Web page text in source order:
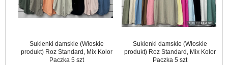
Sukienki damskie (Włoskie
produkt) Roz Standard, Mix Kolor
Paczka 5 szt
Sukienki damskie (Włoskie
produkt) Roz Standard, Mix Kolor
Paczka 5 szt